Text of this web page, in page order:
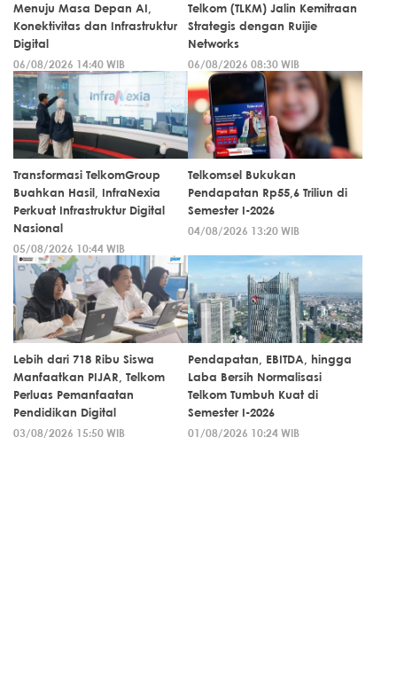
Menuju Masa Depan AI,
Konektivitas dan Infrastruktur
Digital
06/08/2026 14:40 WIB
Telkom (TLKM) Jalin Kemitraan
Strategis dengan Ruijie
Networks
06/08/2026 08:30 WIB
Transformasi TelkomGroup
Buahkan Hasil, InfraNexia
Perkuat Infrastruktur Digital
Nasional
05/08/2026 10:44 WIB
Telkomsel Bukukan
Pendapatan Rp55,6 Triliun di
Semester I-2026
04/08/2026 13:20 WIB
Lebih dari 718 Ribu Siswa
Manfaatkan PIJAR, Telkom
Perluas Pemanfaatan
Pendidikan Digital
03/08/2026 15:50 WIB
Pendapatan, EBITDA, hingga
Laba Bersih Normalisasi
Telkom Tumbuh Kuat di
Semester I-2026
01/08/2026 10:24 WIB